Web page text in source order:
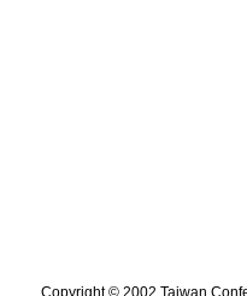
Copyright © 2002,Taiwan